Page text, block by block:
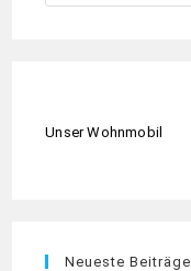
Unser Wohnmobil
Neueste Beiträge